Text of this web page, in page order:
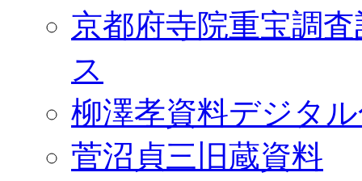
京都府寺院重宝調
ス
柳澤孝資料デジタ
菅沼貞三旧蔵資料